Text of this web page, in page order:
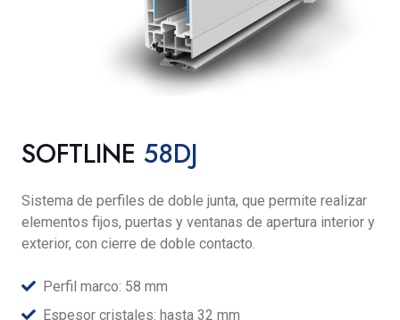
SOFTLINE 58DJ
Sistema de perfiles de doble junta, que permite realizar
elementos fijos, puertas y ventanas de apertura interior y
exterior, con cierre de doble contacto.
Perfil marco: 58 mm
Espesor cristales: hasta 32 mm